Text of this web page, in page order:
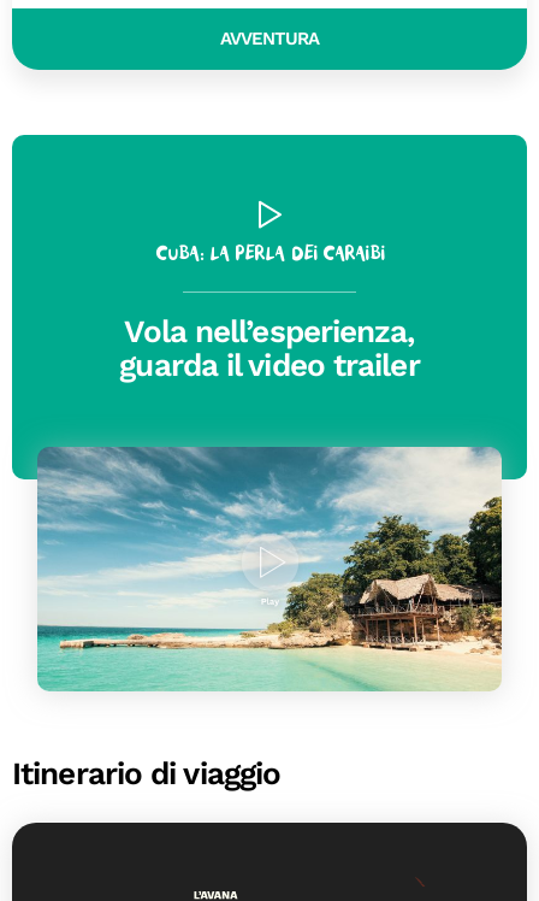
AVVENTURA
Cuba: la perla dei Caraibi
Vola nell’esperienza,
guarda il video trailer
Itinerario di viaggio